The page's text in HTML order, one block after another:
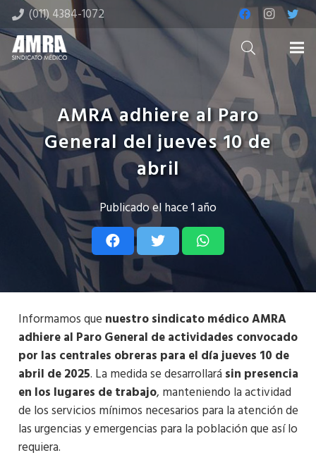
(011) 4384-1072
AMRA adhiere al Paro
General del jueves 10 de
abril
Publicado elhace 1 año
Informamos que nuestro sindicato médico AMRA
adhiere al Paro General de actividades convocado
por las centrales obreras para el día jueves 10 de
abril de 2025. La medida se desarrollará sin presencia
en los lugares de trabajo, manteniendo la actividad
de los servicios mínimos necesarios para la atención de
las urgencias y emergencias para la población que así lo
requiera.